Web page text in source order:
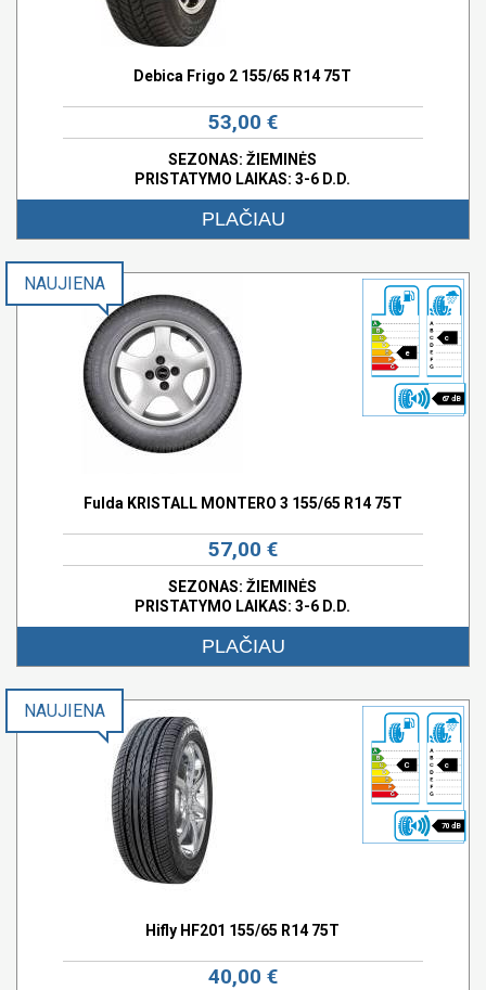
Debica Frigo 2 155/65 R14 75T
53,00 €
SEZONAS: ŽIEMINĖS
PRISTATYMO LAIKAS: 3-6 D.D.
PLAČIAU
e
c
67 dB
NAUJIENA
Fulda KRISTALL MONTERO 3 155/65 R14 75T
57,00 €
SEZONAS: ŽIEMINĖS
PRISTATYMO LAIKAS: 3-6 D.D.
PLAČIAU
C c
70 dB
NAUJIENA
Hifly HF201 155/65 R14 75T
40,00 €